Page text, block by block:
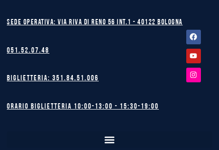
Facebook
Youtube
Instagram
Sede operativa: Via Riva di Reno 56 int.1 - 40122 BOLOGNA
051.52.07.48
Biglietteria: 351.84.51.006
Orario biglietteria 10:00-13:00 - 15:30-19:00